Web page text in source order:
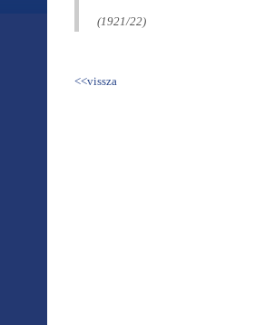
(1921/22)
<<vissza